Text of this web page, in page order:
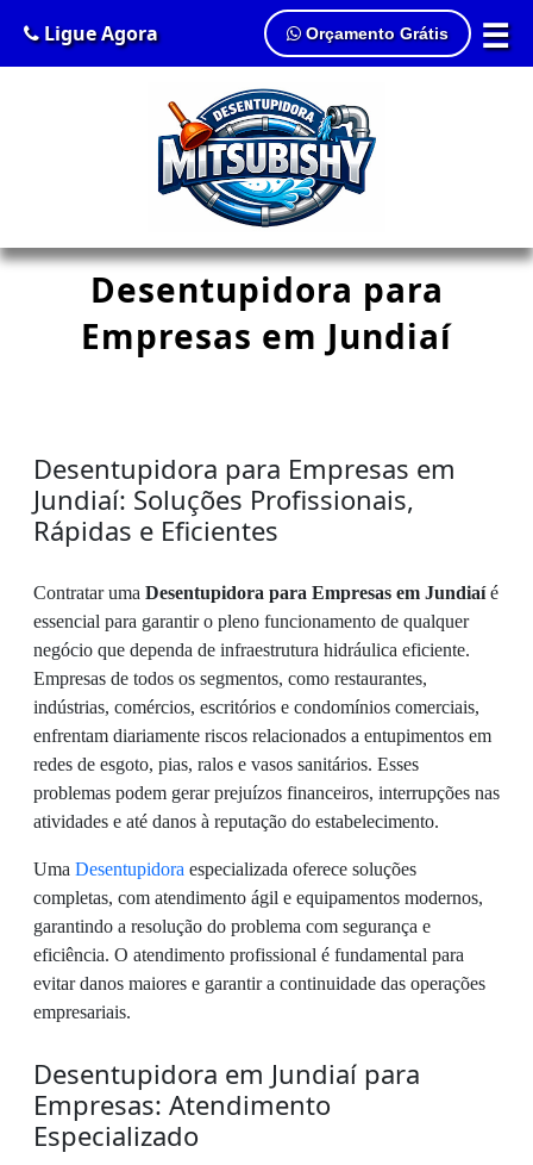
☰
Ligue Agora Orçamento Grátis
Desentupidora para
Empresas em Jundiaí
Desentupidora para Empresas em
Jundiaí: Soluções Profissionais,
Rápidas e Eficientes
Contratar uma Desentupidora para Empresas em Jundiaíé
essencial para garantir o pleno funcionamento de qualquer
negócio que dependa de infraestrutura hidráulica eficiente.
Empresas de todos os segmentos, como restaurantes,
indústrias, comércios, escritórios e condomínios comerciais,
enfrentam diariamente riscos relacionados a entupimentos em
redes de esgoto, pias, ralos e vasos sanitários. Esses
problemas podem gerar prejuízos financeiros, interrupções nas
atividades e até danos à reputação do estabelecimento.
Uma Desentupidora especializada oferece soluções
completas, com atendimento ágil e equipamentos modernos,
garantindo a resolução do problema com segurança e
eficiência. O atendimento profissional é fundamental para
evitar danos maiores e garantir a continuidade das operações
empresariais.
Desentupidora em Jundiaí para
Empresas: Atendimento
Especializado